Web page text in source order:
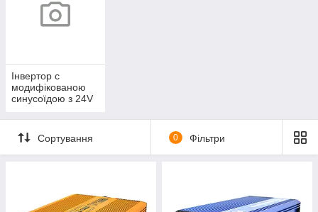
Інвертор с
модифікованою
синусоїдою з 24V
Сортування 0 Фільтри